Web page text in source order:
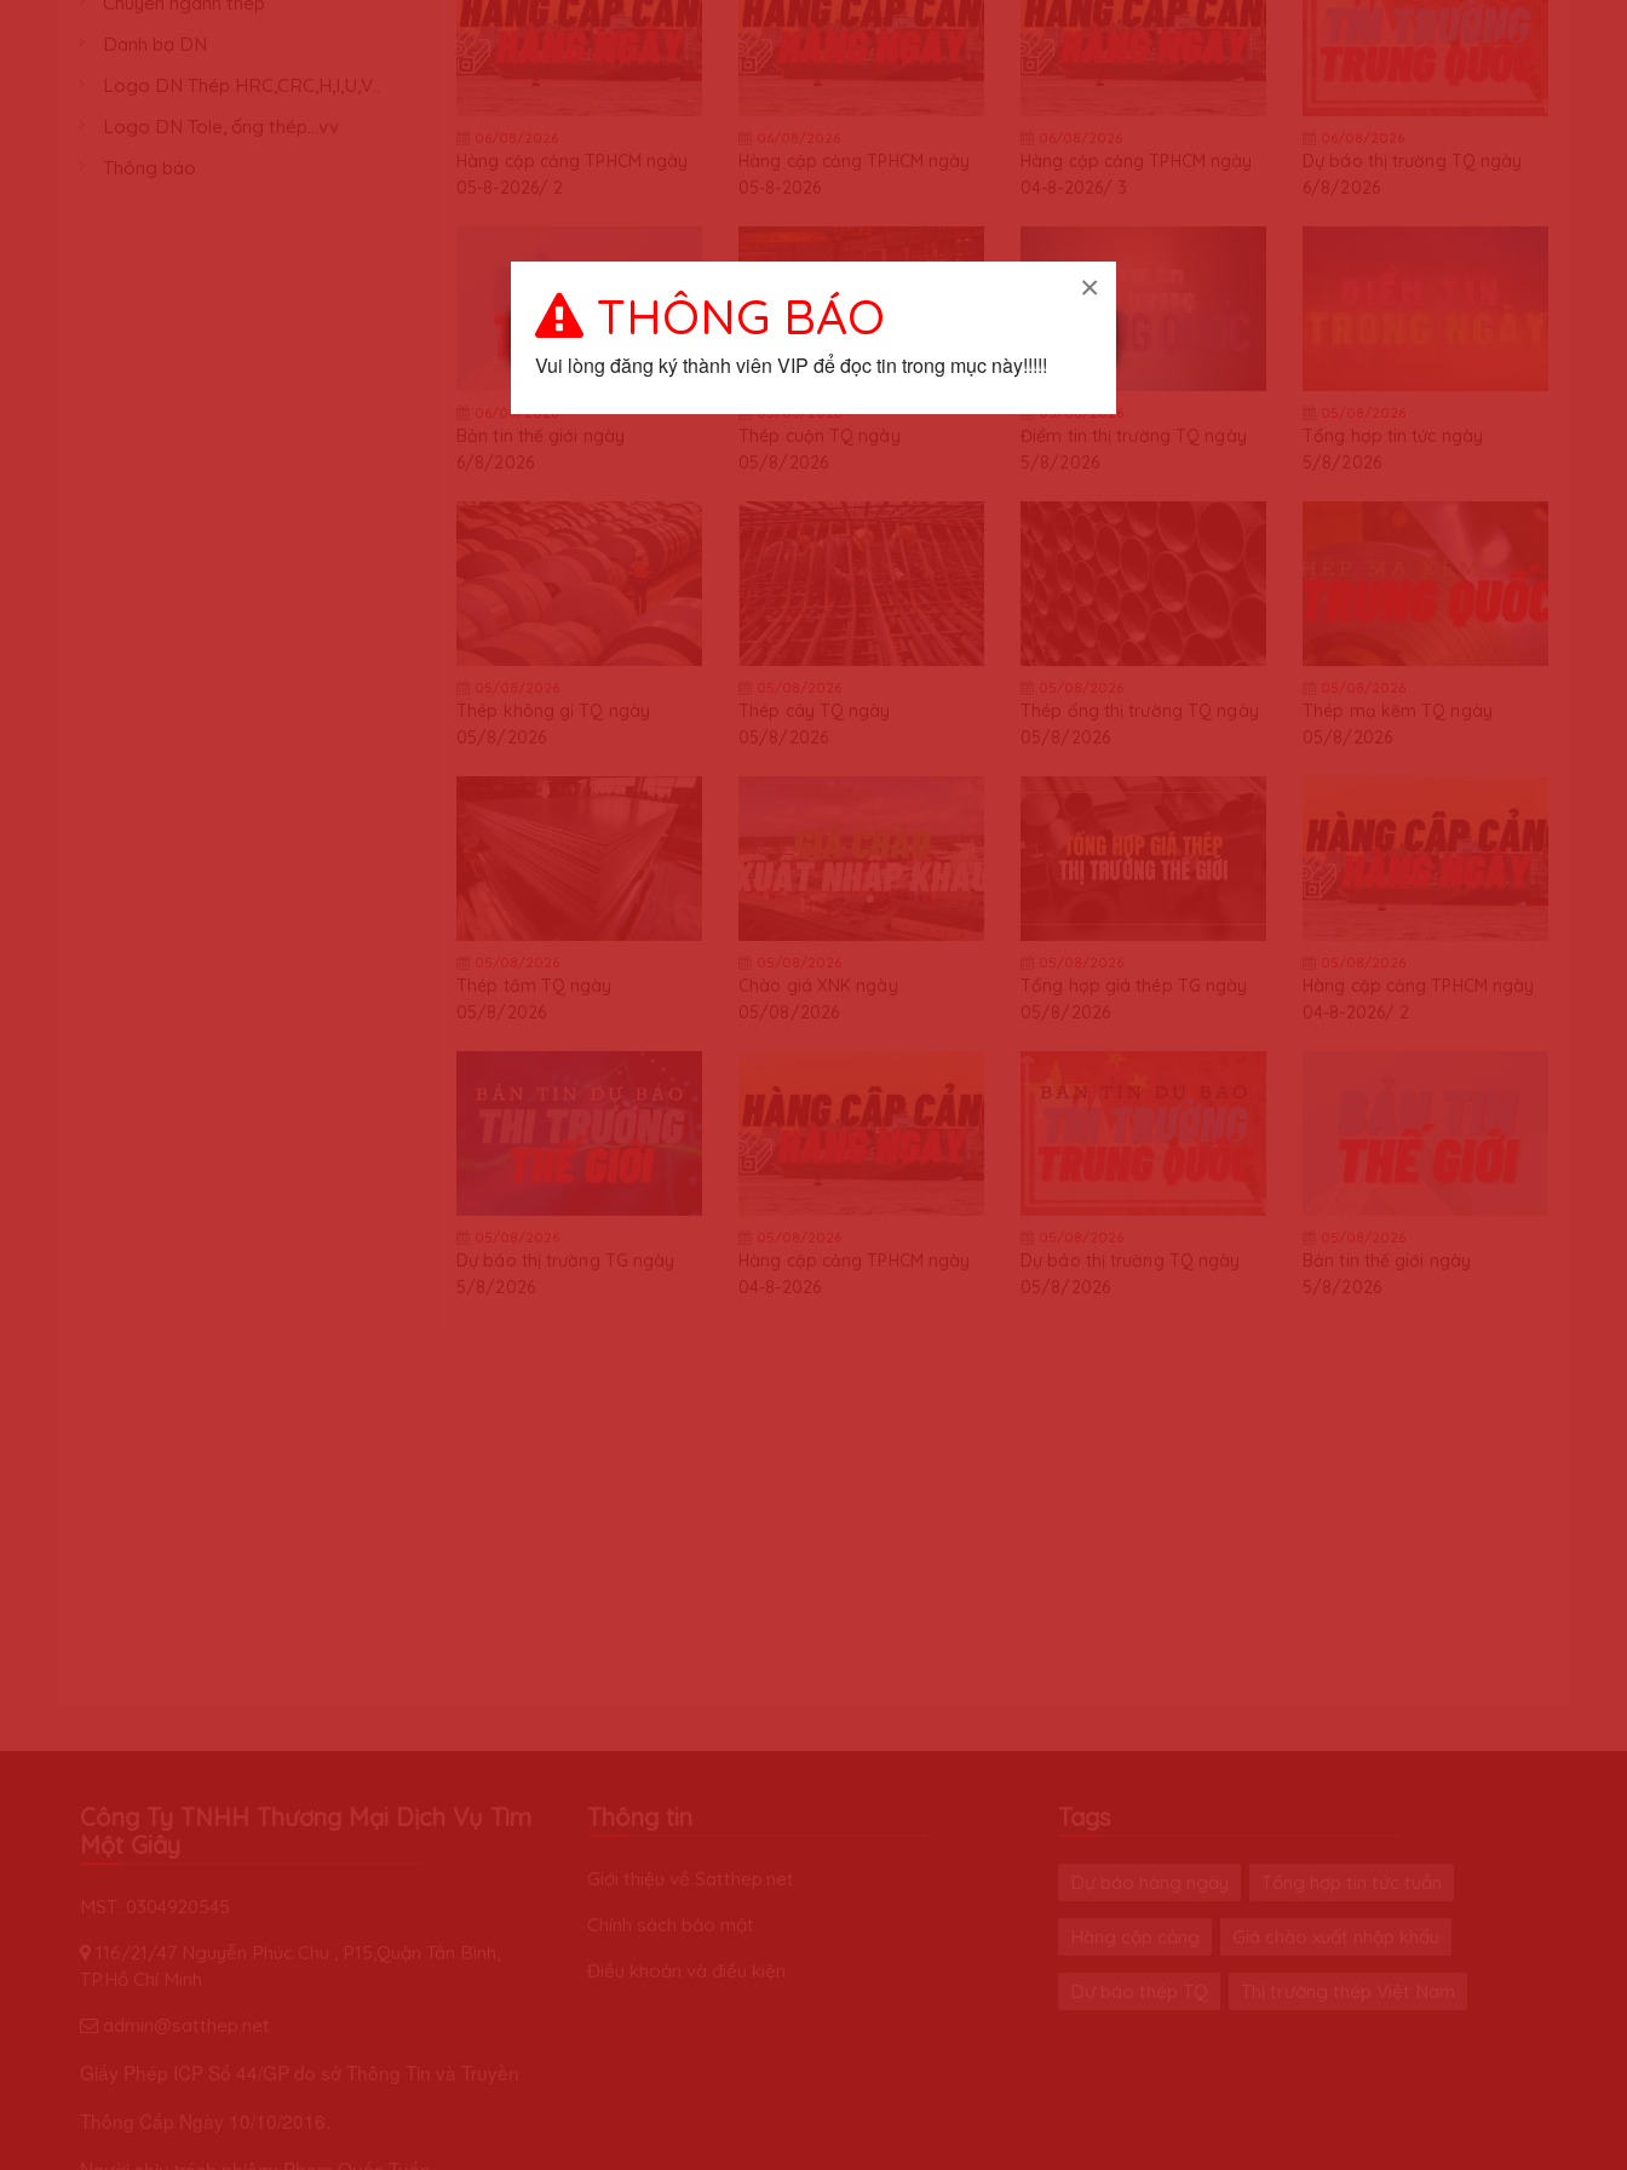
THÔNG BÁO
Vui lòng đăng ký thành viên VIP để đọc tin trong mục này!!!!!
×
Danh bạ DN
Logo DN Thép HRC,CRC,H,I,U,V..
Logo DN Tole, ống thép...vv
Thông báo
06/08/2026
Hàng cập cảng TPHCM ngày
05-8-2026/ 2
06/08/2026
Hàng cập cảng TPHCM ngày
05-8-2026
06/08/2026
Hàng cập cảng TPHCM ngày
04-8-2026/ 3
06/08/2026
Dự báo thị trường TQ ngày
6/8/2026
06/08/2026
Bản tin thế giới ngày
6/8/2026
05/08/2026
Thép cuộn TQ ngày
05/8/2026
05/08/2026
Điểm tin thị trường TQ ngày
5/8/2026
05/08/2026
Tổng hợp tin tức ngày
5/8/2026
05/08/2026
Thép không gỉ TQ ngày
05/8/2026
05/08/2026
Thép cây TQ ngày
05/8/2026
05/08/2026
Thép ống thị trường TQ ngày
05/8/2026
05/08/2026
Thép mạ kẽm TQ ngày
05/8/2026
05/08/2026
Thép tấm TQ ngày
05/8/2026
05/08/2026
Chào giá XNK ngày
05/08/2026
05/08/2026
Tổng hợp giá thép TG ngày
05/8/2026
05/08/2026
Hàng cập cảng TPHCM ngày
04-8-2026/ 2
05/08/2026
Dự báo thị trường TG ngày
5/8/2026
05/08/2026
Hàng cập cảng TPHCM ngày
04-8-2026
05/08/2026
Dự báo thị trường TQ ngày
05/8/2026
05/08/2026
Bản tin thế giới ngày
5/8/2026